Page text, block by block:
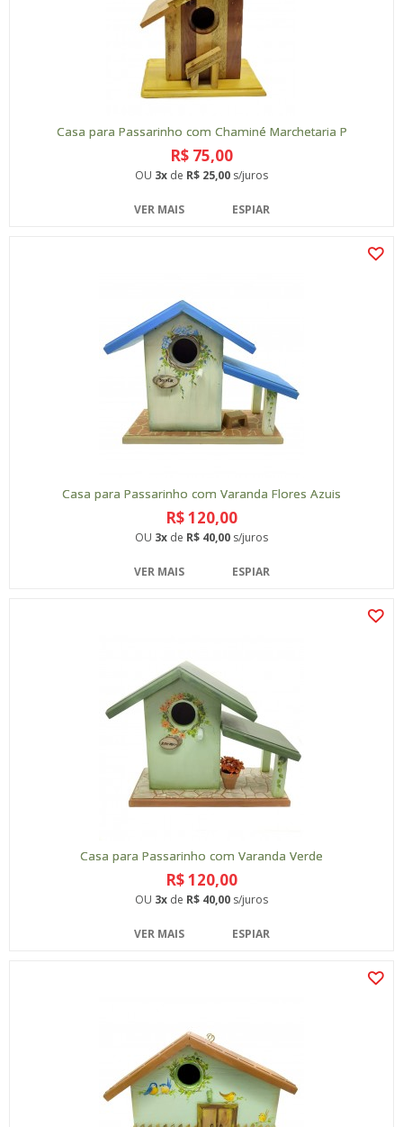
Casa para Passarinho com Chaminé Marchetaria P
R$ 75,00
OU 3x de R$ 25,00 s/juros
VER MAIS ESPIAR
Casa para Passarinho com Varanda Flores Azuis
R$ 120,00
OU 3x de R$ 40,00 s/juros
VER MAIS ESPIAR
Casa para Passarinho com Varanda Verde
R$ 120,00
OU 3x de R$ 40,00 s/juros
VER MAIS ESPIAR